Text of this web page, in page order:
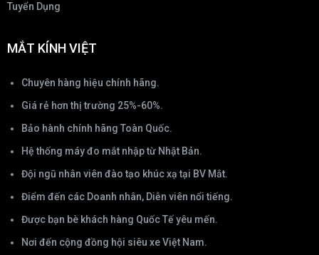
Tuyển Dụng
MẮT KÍNH VIỆT
Chuyên hàng hiệu chính hãng.
Giá rẻ hơn thị trường 25%-60%.
Bảo hành chính hãng Toàn Quốc.
Hệ thống máy đo mắt nhập từ Nhật Bản.
Đội ngũ nhân viên đào tạo khúc xạ tại BV Mắt.
Điểm đến các Doanh nhân, Diễn viên nổi tiếng.
Được bạn bè khách hàng Quốc Tế yêu mến.
Nơi đến cộng đồng hội siêu xe Việt Nam.